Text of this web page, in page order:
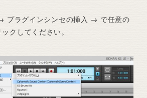
プラグインシンセの挿入 → で任意の
クしてください。